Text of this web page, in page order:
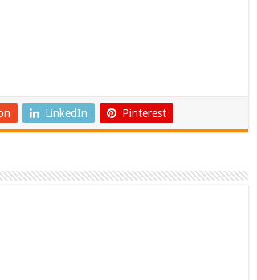
LinkedIn Pinterest